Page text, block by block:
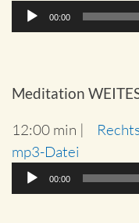
Audio-
00:00
Meditation
12:00 min |
mp3-Datei
Audio-
00:00